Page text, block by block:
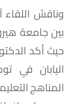
وناقش اللقاء
بين جامعة
حيث أكد
اليابان في
المناهج